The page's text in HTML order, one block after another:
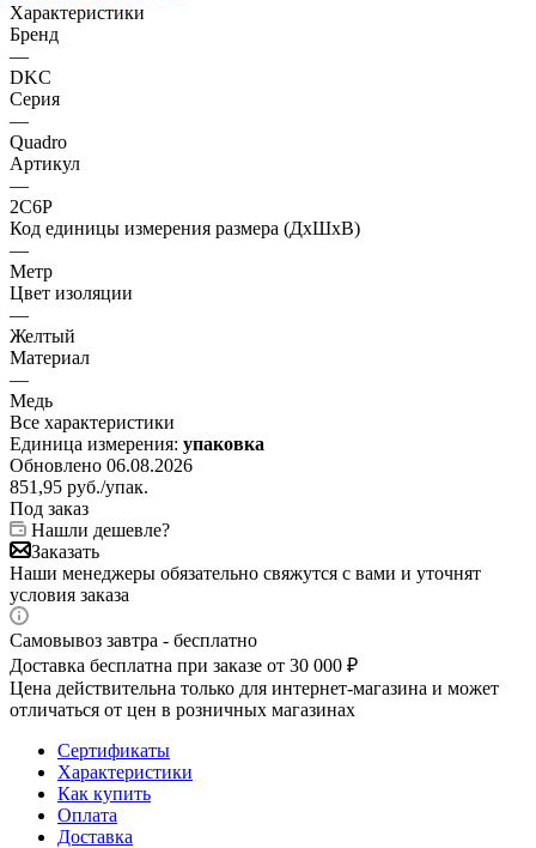
Характеристики
Бренд
—
DKC
Серия
—
Quadro
Артикул
—
2C6P
Код единицы измерения размера (ДхШхВ)
—
Метр
Цвет изоляции
—
Желтый
Материал
—
Медь
Все характеристики
Единица измерения: упаковка
Обновлено 06.08.2026
851,95 руб./упак.
Под заказ
Нашли дешевле?
Заказать
Наши менеджеры обязательно свяжутся с вами и уточнят
условия заказа
Самовывоз завтра - бесплатно
Доставка бесплатна при заказе от 30 000 ₽
Цена действительна только для интернет-магазина и может
отличаться от цен в розничных магазинах
Сертификаты
Характеристики
Как купить
Оплата
Доставка